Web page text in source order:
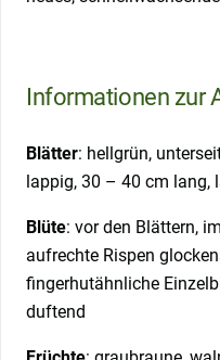
Informationen zur
Blätter: hellgrün,
lappig, 30 – 40 cm lang,
Blüte: vor den Blättern,
aufrechte Rispen
fingerhutähnliche
duftend